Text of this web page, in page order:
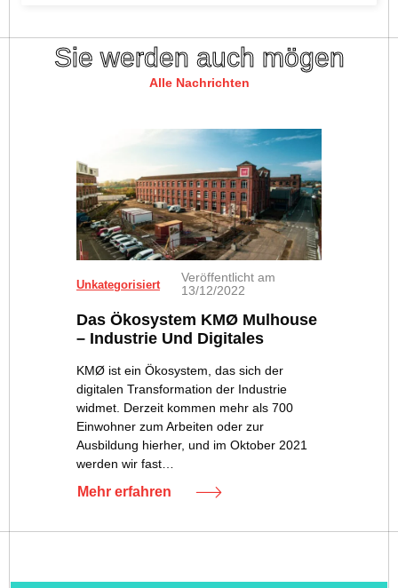
Sie werden auch mögen
Alle Nachrichten
Unkategorisiert
Veröffentlicht am
13/12/2022
Das Ökosystem KMØ Mulhouse
– Industrie Und Digitales
KMØ ist ein Ökosystem, das sich der
digitalen Transformation der Industrie
widmet. Derzeit kommen mehr als 700
Einwohner zum Arbeiten oder zur
Ausbildung hierher, und im Oktober 2021
werden wir fast…
Mehr erfahren